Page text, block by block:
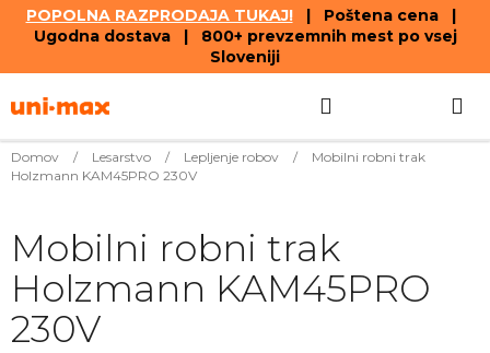
POPOLNA RAZPRODAJA TUKAJ!| Poštena cena |
Ugodna dostava | 800+ prevzemnih mest po vsej
Sloveniji
to
Domov / Lesarstvo / Lepljenje robov /
Mobilni robni trak
Holzmann KAM45PRO 230V
Mobilni robni trak
Holzmann KAM45PRO
230V